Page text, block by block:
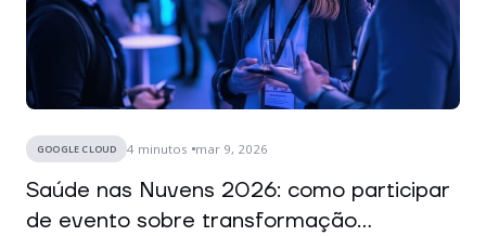
GOOGLE CLOUD 4 minutos mar 9, 2026
Saúde nas Nuvens 2026: como participar
de evento sobre transformação...